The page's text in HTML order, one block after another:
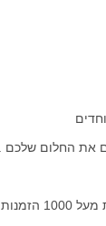
את החלום שלכם .
בראשון לציון לפי סקר מה הלקוח הזמין הכי הרבה , הידעת שבלונים ברשון לציון הזמינו בשנה אחת מעל 1000 הזמנות